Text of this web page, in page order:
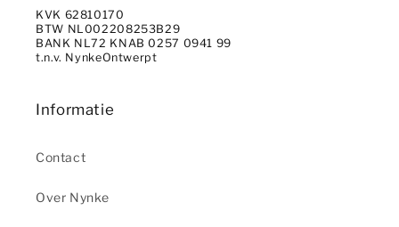
KVK 62810170
BTW NL002208253B29
BANK NL72 KNAB 0257 0941 99
t.n.v. NynkeOntwerpt
Informatie
Contact
Over Nynke